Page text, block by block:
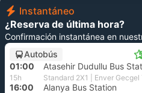
Instantáneo
¿Reserva de última hora?
Confirmación instantánea en
Autobús
01:00
15h
16:00 Alanya Bus Station